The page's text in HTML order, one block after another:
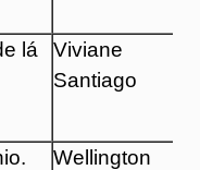
lá
Viviane
Santiago
Wellington